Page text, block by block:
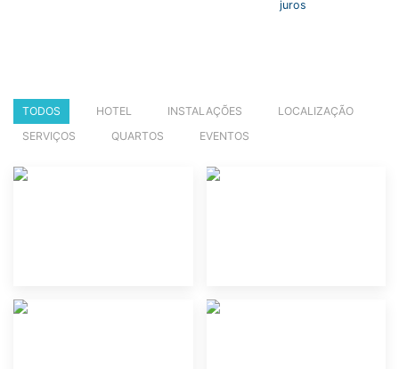
juros
TODOS HOTEL INSTALAÇÕES
LOCALIZAÇÃO
SERVIÇOS
QUARTOS EVENTOS